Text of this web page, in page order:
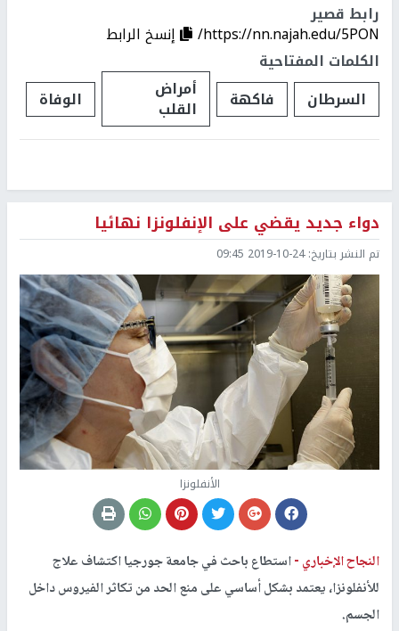
رابط قصير
https://nn.najah.edu/5PON/
إنسخ الرابط
الكلمات المفتاحية
السرطان
فاكهة أمراض
القلب الوفاة
دواء جديد يقضي على الإنفلونزا نهائيا
تم النشر بتاريخ:2019-10-24 09:45
الأنفلونزا
النجاح الإخباري -استطاع باحث في جامعة جورجيا اكتشاف علاج
للأنفلونزا، يعتمد بشكل أساسي على منع الحد من تكاثر الفيروس داخل
الجسم.